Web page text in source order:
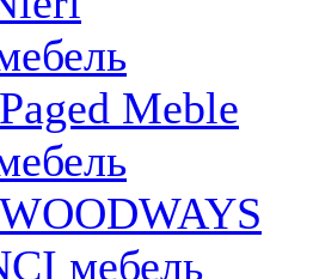
Meble
мебель